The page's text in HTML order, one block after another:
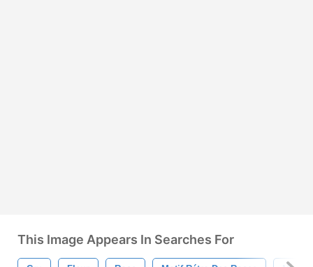
This Image Appears In Searches For